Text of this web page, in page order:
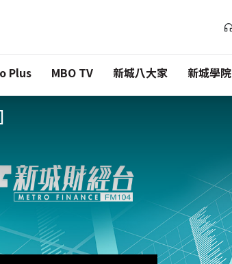
Plus MBO TV 新城八大家 新城學院